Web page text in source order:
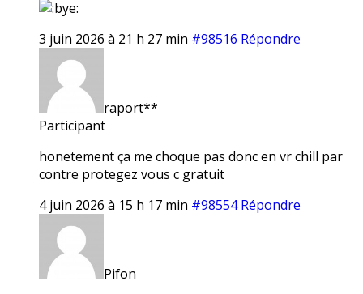
3 juin 2026 à 21 h 27 min #98516 Répondre
raport**
Participant
honetement ça me choque pas donc en vr chill par
contre protegez vous c gratuit
4 juin 2026 à 15 h 17 min #98554 Répondre
Pifon